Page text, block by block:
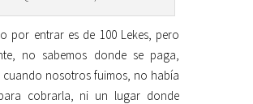
por entrar es de 100 Lekes, pero
no sabemos donde se paga,
cuando nosotros fuimos, no había
cobrarla, ni un lugar donde